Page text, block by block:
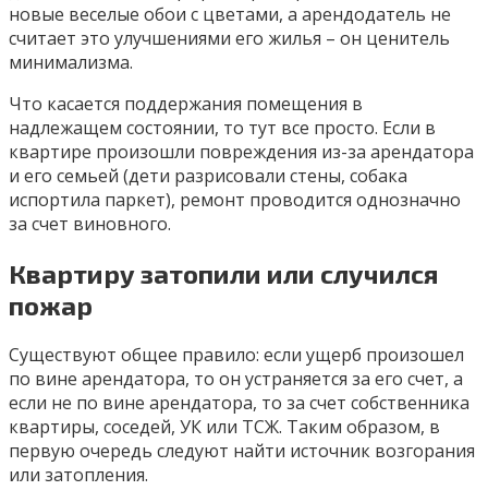
новые веселые обои с цветами, а арендодатель не
считает это улучшениями его жилья – он ценитель
минимализма.
Что касается поддержания помещения в
надлежащем состоянии, то тут все просто. Если в
квартире произошли повреждения из-за арендатора
и его семьей (дети разрисовали стены, собака
испортила паркет), ремонт проводится однозначно
за счет виновного.
Квартиру затопили или случился
пожар
Существуют общее правило: если ущерб произошел
по вине арендатора, то он устраняется за его счет, а
если не по вине арендатора, то за счет собственника
квартиры, соседей, УК или ТСЖ. Таким образом, в
первую очередь следуют найти источник возгорания
или затопления.